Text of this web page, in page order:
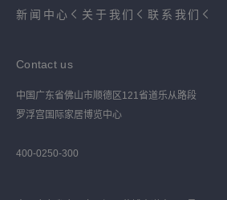
新闻中心
关于我们 联系我们
Contact us
中国广东省佛山市顺德区121省道乐从路段
罗浮宫国际家居博览中心
400-0250-300